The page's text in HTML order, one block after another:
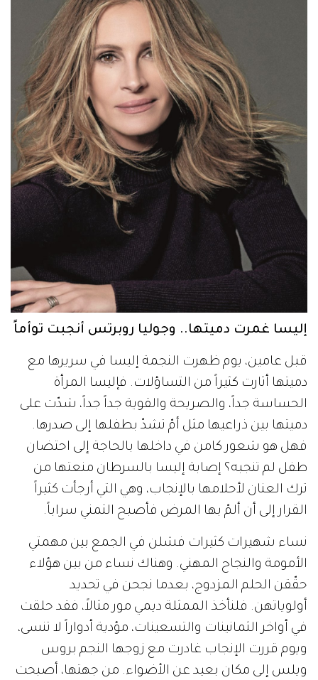
إليسا غمرت دميتها.. وجوليا روبرتس أنجبت توأماً
قبل عامين، يوم ظهرت النجمة إليسا في سريرها مع
دميتها أثارت كثيراً من التساؤلات. فإليسا المرأة
الحساسة جداً، والصريحة والقوية جداً جداً، شدّت على
دميتها بين ذراعيها مثل أمّ تشدّ بطفلها إلى صدرها.
فهل هو شعور كامن في داخلها بالحاجة إلى احتضان
طفل لم تنجبه؟ إصابة إليسا بالسرطان منعتها من
ترك العنان لأحلامها بالإنجاب، وهي التي أرجأت كثيراً
القرار إلى أن ألمّ بها المرض فأصبح التمني سراباً.
نساء شهيرات كثيرات فشلن في الجمع بين مهمتي
الأمومة والنجاح المهني. وهناك نساء من بين هؤلاء
حقّقن الحلم المزدوج، بعدما نجحن في تحديد
أولوياتهن. فلنأخذ الممثلة ديمي مور مثالاً، فقد حلقت
في أواخر الثمانينات والتسعينات، مؤدية أدواراً لا تنسى،
ويوم قررت الإنجاب غادرت مع زوجها النجم بروس
ويلس إلى مكان بعيد عن الأضواء. من جهتها، أصبحت